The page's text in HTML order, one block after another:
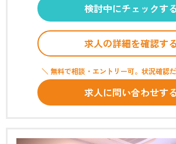
検討中にチェックする
求人の詳細を確認する
＼ 無料で相談・エントリー可。状況確認
求人に問い合わせする